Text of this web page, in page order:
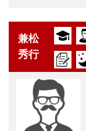
兼松
秀行